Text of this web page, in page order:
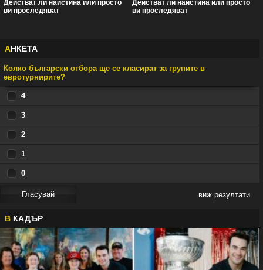
Действат ли наистина или просто
ви проследяват
Действат ли наистина или просто
ви проследяват
АНКЕТА
Колко български отбора ще се класират за групите в
евротурнирите?
4
3
2
1
0
виж резултати
В КАДЪР